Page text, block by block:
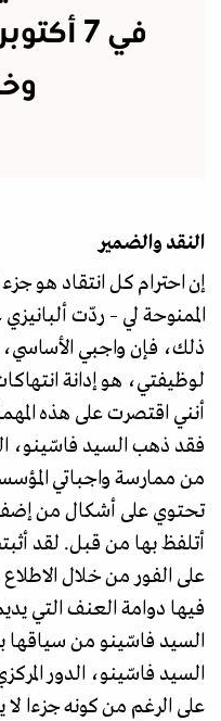
في 7
النقد والضمير
إن احترام كل انتقاد هو
الممنوحة لي – ردّت
ذلك، فإن واجبي
لوظيفتي، هو إدانة
أنني اقتصرت على هذه
فقد ذهب السيد فاسّينو،
من ممارسة واجباتي
تحتوي على أشكال من
أتلفظ بها من قبل. لقد
على الفور من خلال
فيها دوامة العنف التي
السيد فاسّينو من سياقها
السيد فاسّينو، الدور
على الرغم من كونه جزءا لا